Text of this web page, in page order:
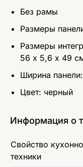
Без рамы
Размеры
Размеры
56 х 5,6 х 49
Ширина
Цвет: чeрный
Информация о
Свойство
техники